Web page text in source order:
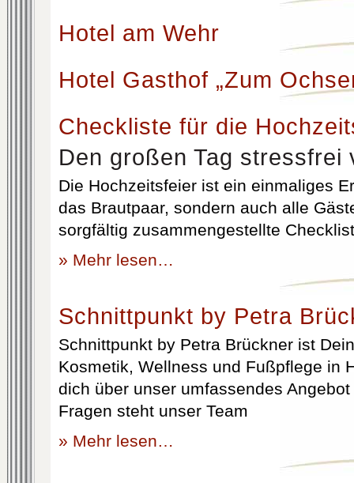
Hotel am Wehr
Hotel Gasthof „Zum
Checkliste für die
Den großen Tag stressfrei
Die Hochzeitsfeier ist ein einmaliges
das Brautpaar, sondern auch alle
sorgfältig zusammengestellte
» Mehr lesen…
Schnittpunkt by Petra
Schnittpunkt by Petra Brückner ist
Kosmetik, Wellness und Fußpflege in
dich über unser umfassendes
Fragen steht unser Team
» Mehr lesen…